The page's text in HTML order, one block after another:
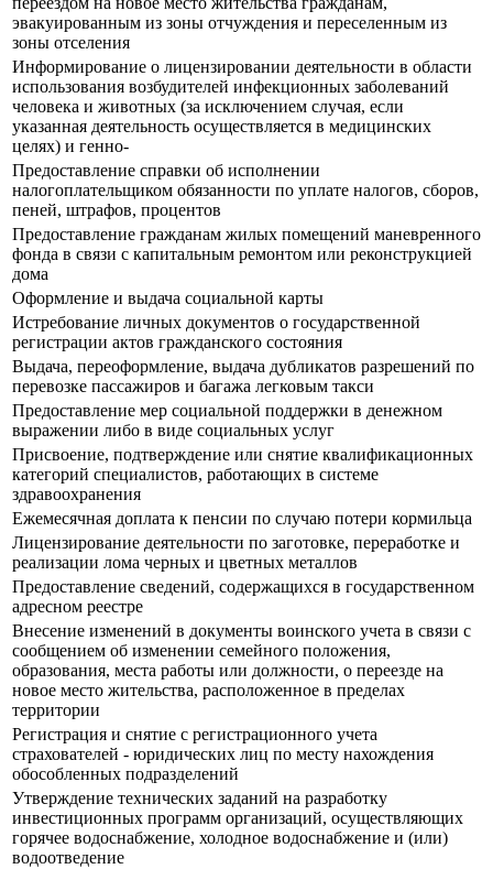
эвакуированным из зоны отчуждения и переселенным из
зоны отселения
Информирование о лицензировании деятельности в области
использования возбудителей инфекционных заболеваний
человека и животных (за исключением случая, если
указанная деятельность осуществляется в медицинских
целях) и генно-
Предоставление справки об исполнении
налогоплательщиком обязанности по уплате налогов, сборов,
пеней, штрафов, процентов
Предоставление гражданам жилых помещений маневренного
фонда в связи с капитальным ремонтом или реконструкцией
дома
Оформление и выдача социальной карты
Истребование личных документов о государственной
регистрации актов гражданского состояния
Выдача, переоформление, выдача дубликатов разрешений по
перевозке пассажиров и багажа легковым такси
Предоставление мер социальной поддержки в денежном
выражении либо в виде социальных услуг
Присвоение, подтверждение или снятие квалификационных
категорий специалистов, работающих в системе
здравоохранения
Ежемесячная доплата к пенсии по случаю потери кормильца
Лицензирование деятельности по заготовке, переработке и
реализации лома черных и цветных металлов
Предоставление сведений, содержащихся в государственном
адресном реестре
Внесение изменений в документы воинского учета в связи с
сообщением об изменении семейного положения,
образования, места работы или должности, о переезде на
новое место жительства, расположенное в пределах
территории
Регистрация и снятие с регистрационного учета
страхователей - юридических лиц по месту нахождения
обособленных подразделений
Утверждение технических заданий на разработку
инвестиционных программ организаций, осуществляющих
горячее водоснабжение, холодное водоснабжение и (или)
водоотведение